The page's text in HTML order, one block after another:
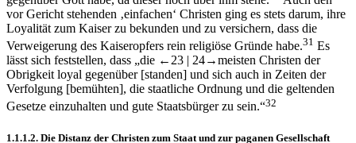
vor Gericht stehenden ‚einfachen‘ Christen ging es stets darum, ihre
Loyalität zum Kaiser zu bekunden und zu versichern, dass die
Verweigerung des Kaiseropfers rein religiöse Gründe habe.31 Es
lässt sich feststellen, dass „die ←23 | 24→meisten Christen der
Obrigkeit loyal gegenüber [standen] und sich auch in Zeiten der
Verfolgung [bemühten], die staatliche Ordnung und die geltenden
Gesetze einzuhalten und gute Staatsbürger zu sein.“32
1.1.1.2. Die Distanz der Christen zum Staat und zur paganen Gesellschaft